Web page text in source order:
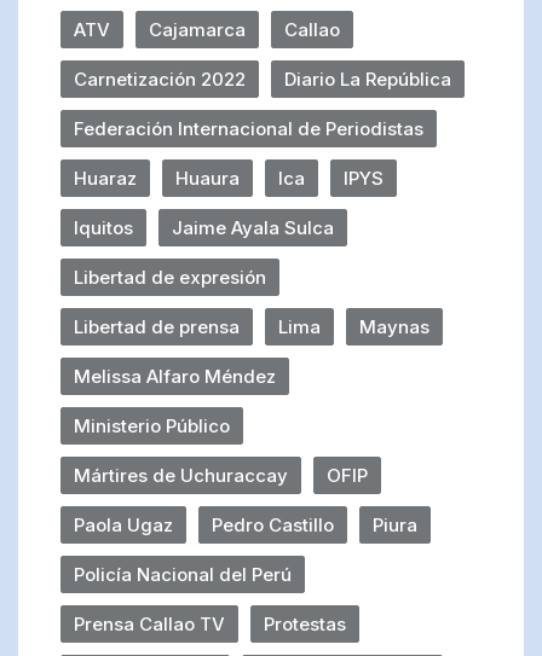
ATV Cajamarca Callao
Carnetización 2022 Diario La República
Federación Internacional de Periodistas
Huaraz Huaura Ica IPYS
Iquitos Jaime Ayala Sulca
Libertad de expresión
Libertad de prensa Lima Maynas
Melissa Alfaro Méndez
Ministerio Público
Mártires de Uchuraccay OFIP
Paola Ugaz Pedro Castillo Piura
Policía Nacional del Perú
Prensa Callao TV Protestas